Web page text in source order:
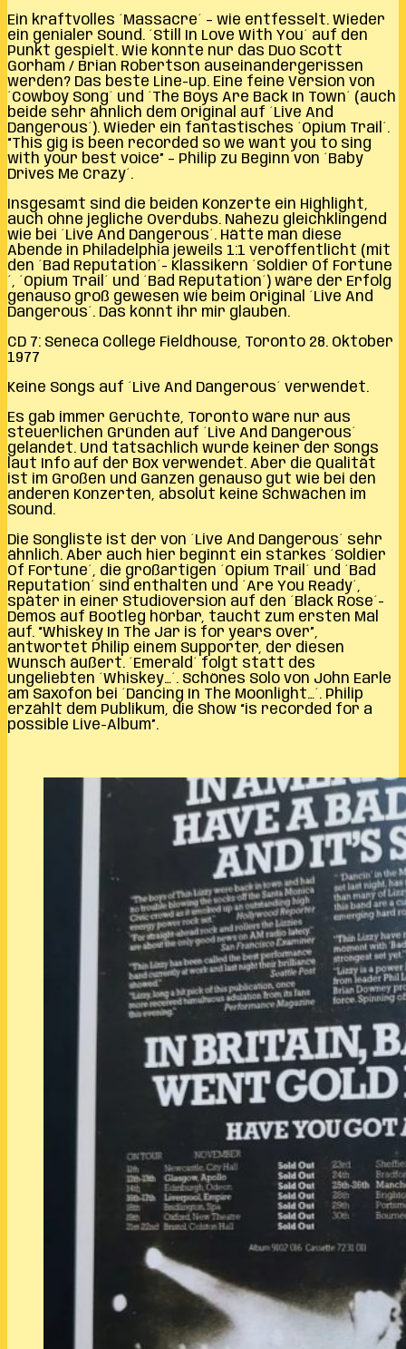
Ein kraftvolles ´Massacre´ – wie entfesselt. Wieder
ein genialer Sound. ´Still In Love With You´ auf den
Punkt gespielt. Wie konnte nur das Duo Scott
Gorham / Brian Robertson auseinandergerissen
werden? Das beste Line-up. Eine feine Version von
´Cowboy Song´ und ´The Boys Are Back In Town´ (auch
beide sehr ähnlich dem Original auf ´Live And
Dangerous´). Wieder ein fantastisches ´Opium Trail´.
“This gig is been recorded so we want you to sing
with your best voice” – Philip zu Beginn von ´Baby
Drives Me Crazy´.
Insgesamt sind die beiden Konzerte ein Highlight,
auch ohne jegliche Overdubs. Nahezu gleichklingend
wie bei ´Live And Dangerous´. Hätte man diese
Abende in Philadelphia jeweils 1:1 veröffentlicht (mit
den ´Bad Reputation´- Klassikern ´Soldier Of Fortune
´, ´Opium Trail´ und ´Bad Reputation´) wäre der Erfolg
genauso groß gewesen wie beim Original ´Live And
Dangerous´. Das könnt ihr mir glauben.
CD 7: Seneca College Fieldhouse, Toronto 28. Oktober
1977
Keine Songs auf ´Live And Dangerous´ verwendet.
Es gab immer Gerüchte, Toronto wäre nur aus
steuerlichen Gründen auf ´Live And Dangerous´
gelandet. Und tatsächlich wurde keiner der Songs
laut Info auf der Box verwendet. Aber die Qualität
ist im Großen und Ganzen genauso gut wie bei den
anderen Konzerten, absolut keine Schwächen im
Sound.
Die Songliste ist der von ´Live And Dangerous´ sehr
ähnlich. Aber auch hier beginnt ein starkes ´Soldier
Of Fortune´, die großartigen ´Opium Trail´ und ´Bad
Reputation´ sind enthalten und ´Are You Ready´,
später in einer Studioversion auf den ´Black Rose´-
Demos auf Bootleg hörbar, taucht zum ersten Mal
auf. “Whiskey In The Jar is for years over”,
antwortet Philip einem Supporter, der diesen
Wunsch äußert. ´Emerald´ folgt statt des
ungeliebten ´Whiskey…´. Schönes Solo von John Earle
am Saxofon bei ´Dancing In The Moonlight…´. Philip
erzählt dem Publikum, die Show “is recorded for a
possible Live-Album”.